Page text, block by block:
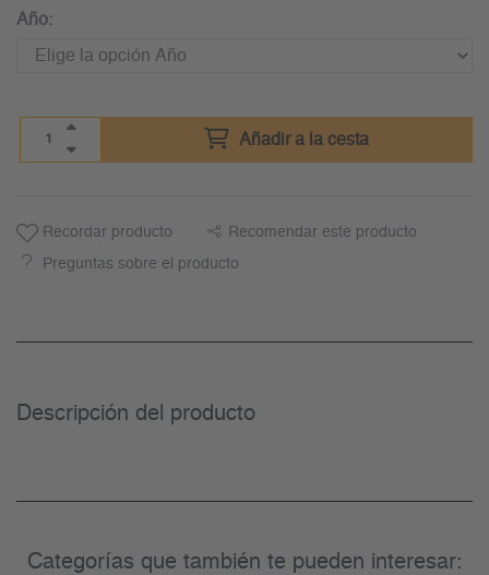
Año:
Añadir a la cesta
Recordar producto Recomendar este producto
Preguntas sobre el producto
Descripción del producto
Categorías que también te pueden interesar: